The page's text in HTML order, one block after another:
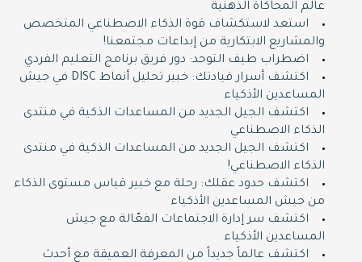
عالم المحاكاة الذهنية
استعد لاستكشاف قوة الذكاء الاصطناعي المتخصص
والمشاريع الابتكارية من إبداعات مجتمعنا!
اضطراب طيف التوحد: دور فريق برنامج التعليم الفردي
اكتشف أسرار قيادتك: خبير تحليل أنماط DISC في جيش
المساعدين الأذكياء
اكتشف الجيل الجديد من المساعدات الذكية في منتدى
الذكاء الاصطناعي
اكتشف الجيل الجديد من المساعدات الذكية في منتدى
الذكاء الاصطناعي!
اكتشف حدود عقلك: رحلة مع خبير قياس مستوى الذكاء
من جيش المساعدين الأذكياء
اكتشف سر إدارة الاجتماعات الفعّالة مع جيش
المساعدين الأذكياء
اكتشف عالماً جديداً من المعرفة العميقة مع أحدث